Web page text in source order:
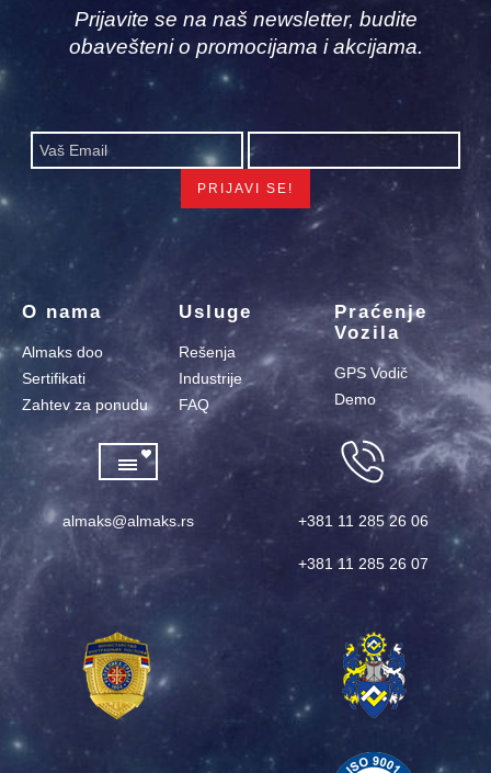
Prijavite se na naš newsletter, budite
obavešteni o promocijama i akcijama.
O nama
Almaks doo
Sertifikati
Zahtev za ponudu
Usluge
Rešenja
Industrije
FAQ
Praćenje
Vozila
GPS Vodič
Demo
almaks@almaks.rs +381 11 285 26 06
+381 11 285 26 07